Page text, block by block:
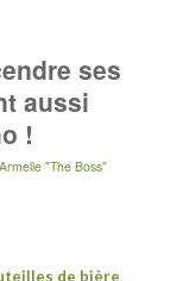
ses
aussi
!
Armelle "The Boss"
de bière